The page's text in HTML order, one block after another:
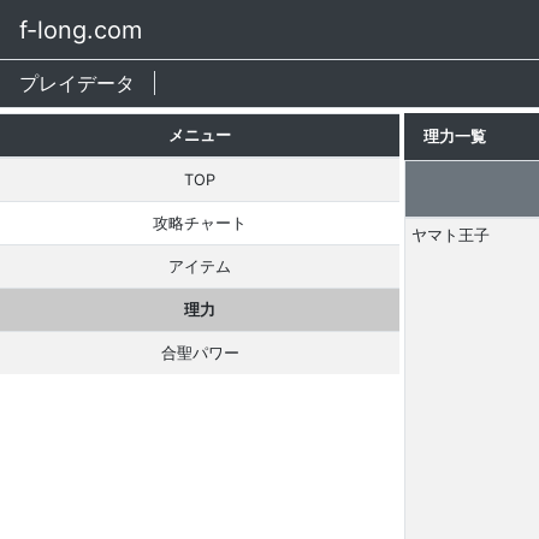
f-long.com
プレイデータ
メニュー
TOP
攻略チャート
アイテム
理力
合聖パワー
理力一覧
ヤマト王子